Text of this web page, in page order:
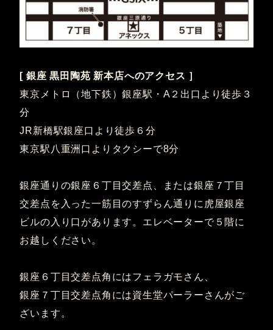
[ 銀座 黒田陶苑 新本店へのアクセス ］
東京メトロ（地下鉄）銀座駅・A２出口より徒歩３
分
JR新橋駅銀座口より徒歩６分
東京駅八重洲口よりタクシーで8分
銀座通りの銀座６丁目交差点、または銀座７丁目
交差点を入った一筋目のすずらん通りに虎屋銀座
ビルの入り口があります。エレベーターで５階に
お越しください。
銀座６丁目交差点角にはフェラガモさん、
銀座７丁目交差点角には資生堂パーラーさんがご
ざいます。